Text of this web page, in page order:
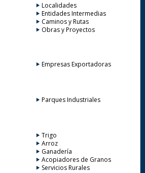
Localidades
Entidades Intermedias
Caminos y Rutas
Obras y Proyectos
Empresas Exportadoras
Parques Industriales
Trigo
Arroz
Ganadería
Acopiadores de Granos
Servicios Rurales